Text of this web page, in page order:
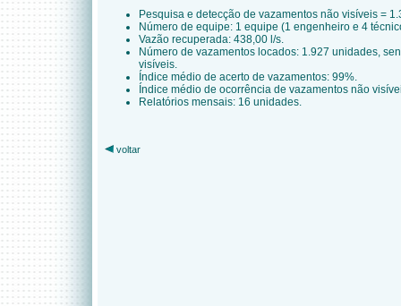
Pesquisa e detecção de vazamentos não visíveis =
Número de equipe: 1 equipe (1 engenheiro e 4
Vazão recuperada: 438,00 l/s.
Número de vazamentos locados: 1.927 unidades,
visíveis.
Índice médio de acerto de vazamentos: 99%.
Índice médio de ocorrência de vazamentos não
Relatórios mensais: 16 unidades.
voltar